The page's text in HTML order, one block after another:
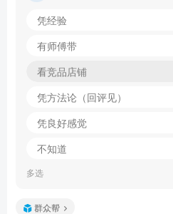
凭经验
有师傅带
看竞品店铺
凭方法论（回评见）
凭良好感觉
不知道
多选
群众帮